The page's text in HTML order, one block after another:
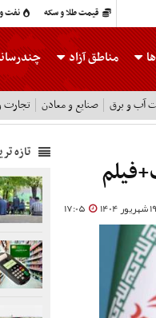
قیمت طلا و سکه نفت
مناطق آزاد
آب و برق صنایع و معادن تجارت
17:05
تازه